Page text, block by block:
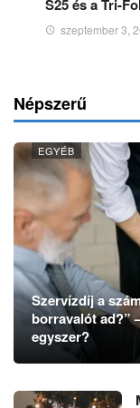
S25 és a Tri-
szeptember 3,
Népszerű
EGYÉB
Szervízdíj a
borravalót ad?”
egyszer?